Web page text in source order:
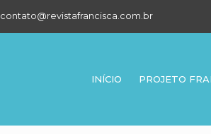
contato@revistafrancisca.com.br
INÍCIO PROJETO